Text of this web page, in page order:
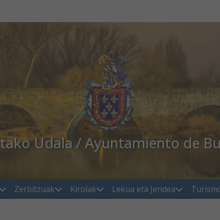
Udala / Ayuntamiento de
Zerbitzuak Kirolak Lekua eta Jendea